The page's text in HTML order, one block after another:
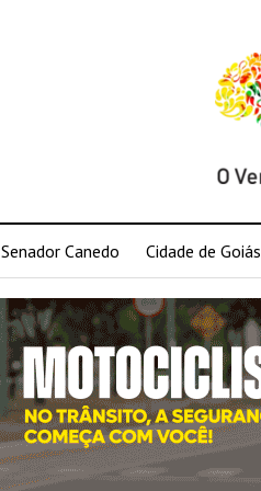
Senador Canedo Cidade de Goiás